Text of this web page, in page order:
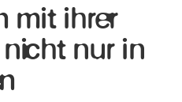
mit ihrer
nur in